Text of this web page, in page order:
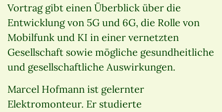
Vortrag gibt einen Überblick über die
Entwicklung von 5G und 6G, die Rolle von
Mobilfunk und KI in einer vernetzten
Gesellschaft sowie mögliche gesundheitliche
und gesellschaftliche Auswirkungen.
Marcel Hofmann ist gelernter
Elektromonteur. Er studierte